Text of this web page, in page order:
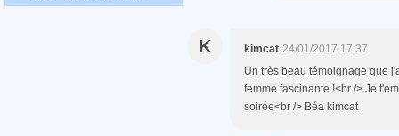
K kimcat 24/01/2017 17:37
Un très beau témoignage que
femme fascinante !<br /> Je
soirée<br /> Béa kimcat